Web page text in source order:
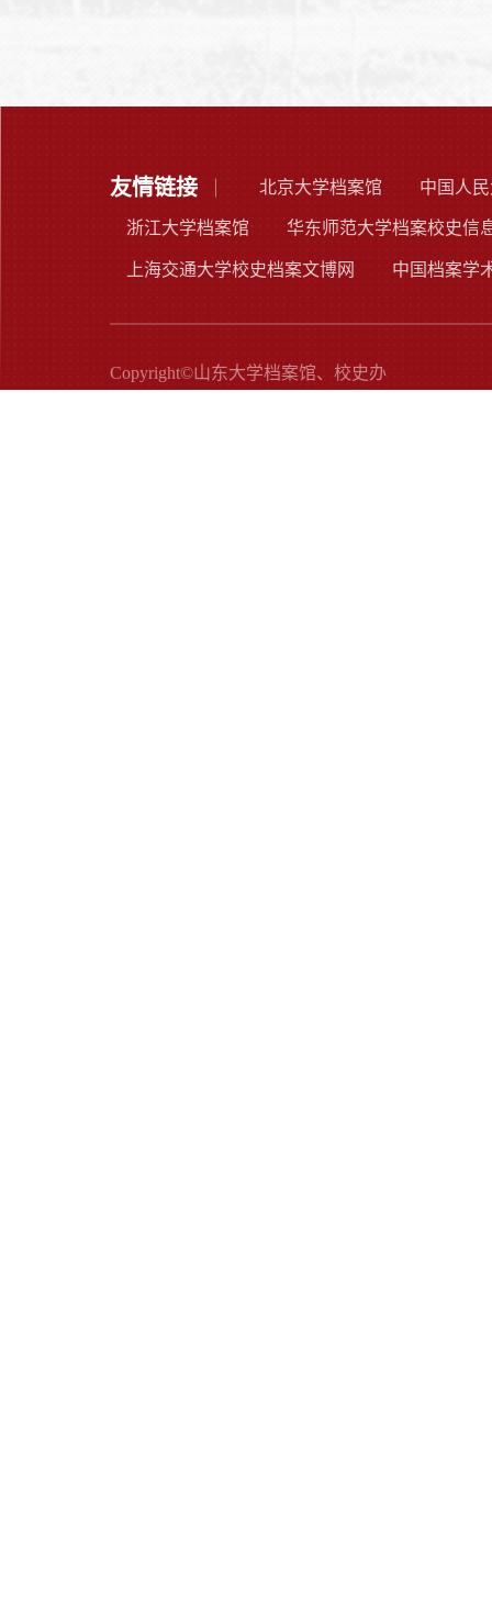
友情链接 北京大学档案馆 中国人
浙江大学档案馆 华东师范大学档案校史信
上海交通大学校史档案文博网 中国档案学
Copyright©山东大学档案馆、校史办